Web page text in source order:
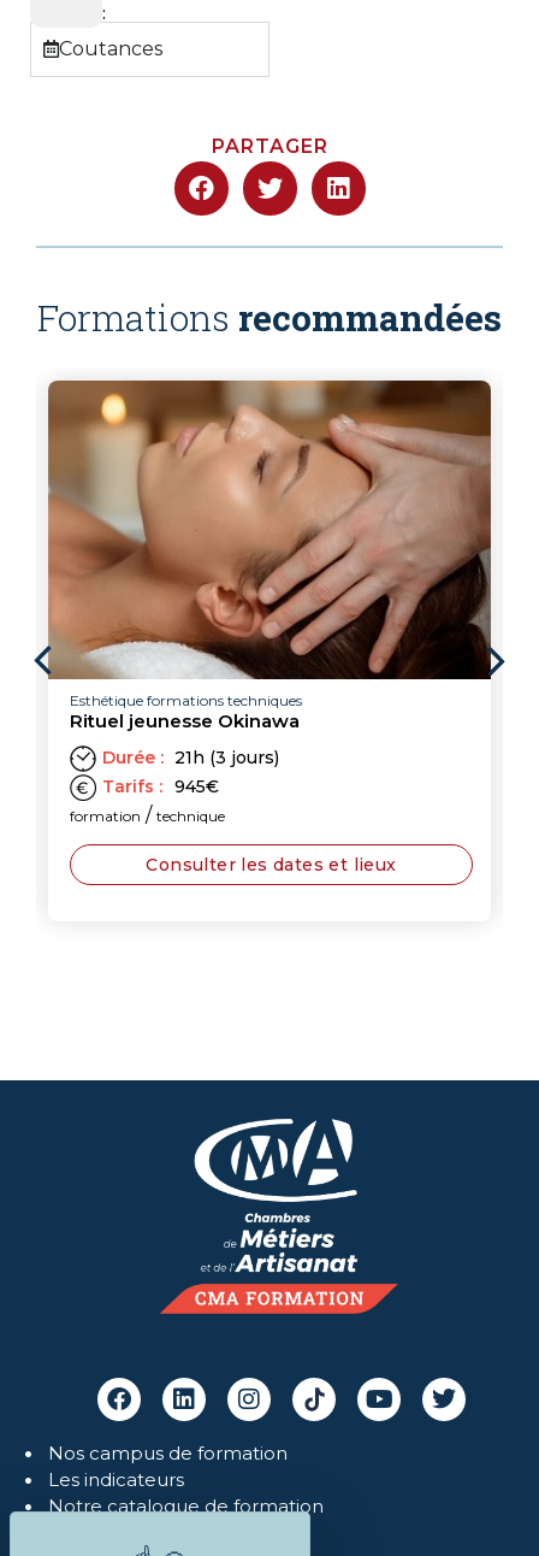
Coutances
:
PARTAGER
Formations recommandées
Esthétique formations techniques
Rituel jeunesse Okinawa
Durée : 21h (3 jours)
Tarifs : 945€
formation / technique
Consulter les dates et lieux
Nos campus de formation
Les indicateurs
Notre catalogue de formation